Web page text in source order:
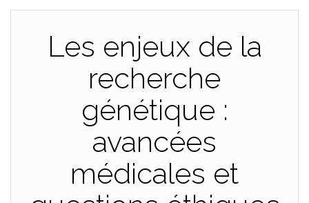
Les enjeux de la
recherche
génétique :
avancées
médicales et